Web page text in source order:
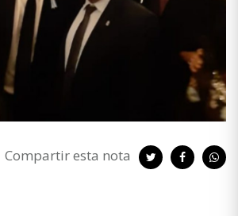
Compartir esta nota